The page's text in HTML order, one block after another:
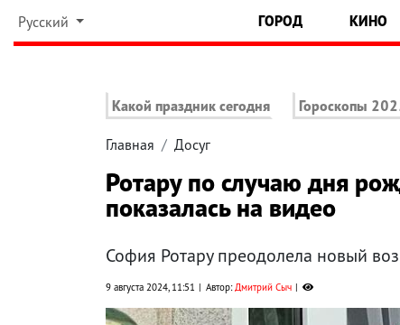
Русский ГОРОД КИНО
Какой праздник сегодня Гороскопы
Главная Досуг
Ротару по случаю дня
показалась на видео
София Ротару преодолела новый
9 августа 2024, 11:51 Автор:Дмитрий Сыч